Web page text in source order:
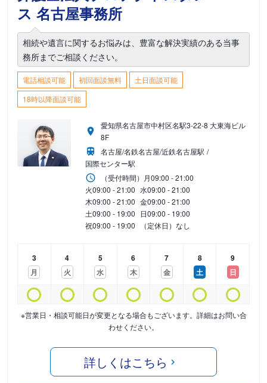
ス 名古屋事務所
相続や遺言に関するお悩みは、豊富な解決実績のある当事
務所までご相談ください。
電話相談可能 初回面談無料
土日面談可能
18時以降面談可能
愛知県名古屋市中村区名駅3-22-8 大東海ビル
8F
名古屋/名鉄名古屋/近鉄名古屋駅
国際センター駅
（受付時間） 月09:00 - 21:00
火09:00 - 21:00 水09:00 - 21:00
木09:00 - 21:00 金09:00 - 21:00
土09:00 - 19:00 日09:00 - 19:00
祝09:00 - 19:00 （定休日）なし
3
月
4
火
5
水
6
木
7
金
8
土
9
日
※営業日・相談可能日が変更となる場合もございます。詳細はお問い合
わせください。
詳しくはこちら